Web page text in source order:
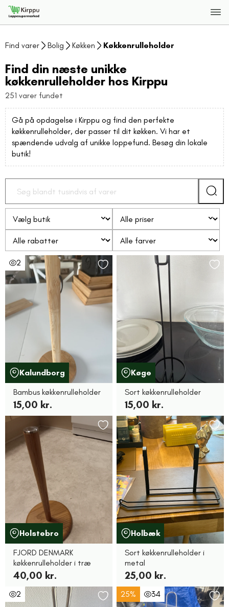
Find varer Bolig Køkken Køkkenrulleholder
Find din næste unikke
køkkenrulleholder hos Kirppu
251 varer fundet
Gå på opdagelse i Kirppu og find den perfekte
køkkenrulleholder, der passer til dit køkken. Vi har et
spændende udvalg af unikke loppefund. Besøg din lokale
butik!
2
Kalundborg
Bambus køkkenrulleholder
15,00 kr.
Køge
Sort køkkenrulleholder
15,00 kr.
Holstebro
FJORD DENMARK
køkkenrulleholder i træ
40,00 kr.
Holbæk
Sort køkkenrulleholder i
metal
25,00 kr.
2 25% 34